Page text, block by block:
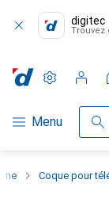
digitec
Trouvez
Navigation par
Menu
Paramètres
Compte
Listes de
Listes
Panier
Coque pour